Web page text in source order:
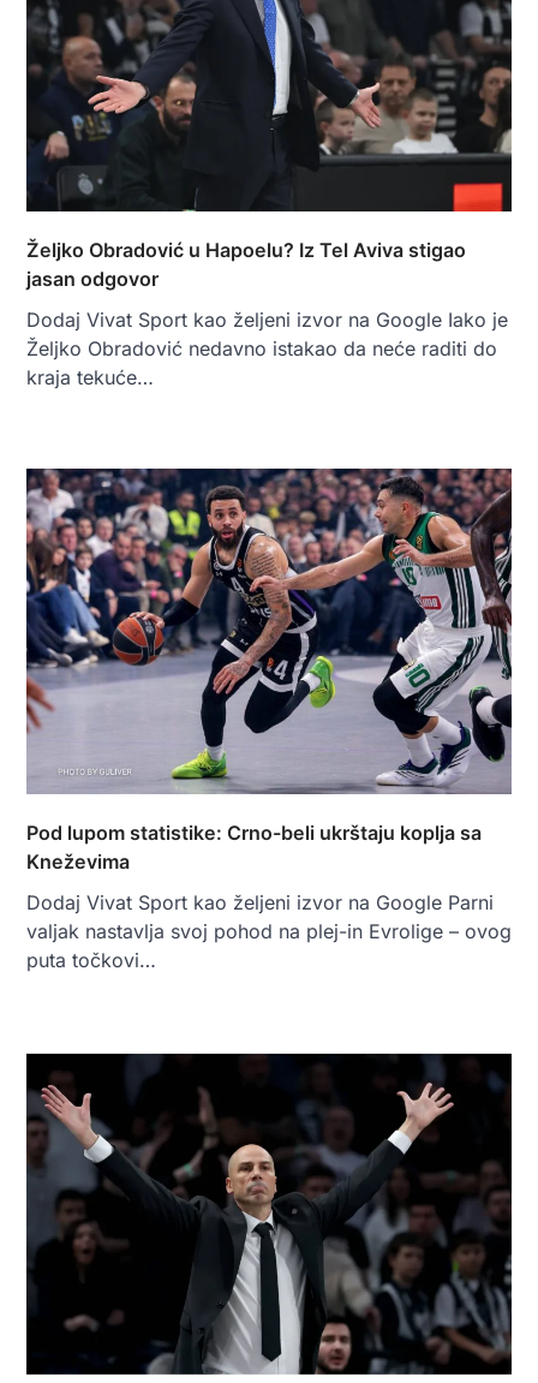
Željko Obradović u Hapoelu? Iz Tel Aviva stigao
jasan odgovor
Dodaj Vivat Sport kao željeni izvor na Google Iako je
Željko Obradović nedavno istakao da neće raditi do
kraja tekuće…
Pod lupom statistike: Crno-beli ukrštaju koplja sa
Kneževima
Dodaj Vivat Sport kao željeni izvor na Google Parni
valjak nastavlja svoj pohod na plej-in Evrolige – ovog
puta točkovi…